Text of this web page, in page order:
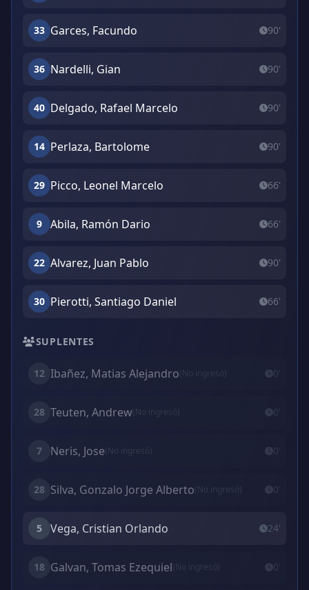
33 Garces, Facundo 90'
36 Nardelli, Gian 90'
40 Delgado, Rafael Marcelo 90'
14 Perlaza, Bartolome 90'
29 Picco, Leonel Marcelo 66'
9 Abila, Ramón Dario 66'
22 Alvarez, Juan Pablo 90'
30 Pierotti, Santiago Daniel 66'
SUPLENTES
12 Ibañez, Matias Alejandro(No ingresó) 0'
28 Teuten, Andrew(No ingresó) 0'
7 Neris, Jose(No ingresó) 0'
28 Silva, Gonzalo Jorge Alberto(No ingresó) 0'
5 Vega, Cristian Orlando 24'
18 Galvan, Tomas Ezequiel(No ingresó) 0'